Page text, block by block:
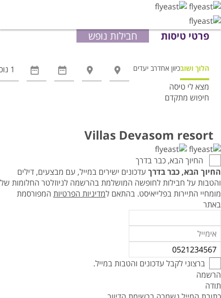
פרטי טיסות חבילות נופש
הלוך ושובכיוון אחדרב יעדים
מצא לי טיסה
חיפוש מתקדם
מוצגות
לפני
הכפתור
Villas Devasom resort
החיוך הבא, כבר בדרך
החיוך הבא, כבר בדרך עדכונים ישירים במייל, עם מבצעים, דילים
והטבות על חבילות לחופשה המושלמת בהרשמה לניוזלטר החלומות של
מומחיי התיירות בפלייאיסט. בהתאם למדיניות הפרטיות המפורסמת
באתר
ברצוני לקבל עדכונים והטבות במייל.
הרשמה
תודה